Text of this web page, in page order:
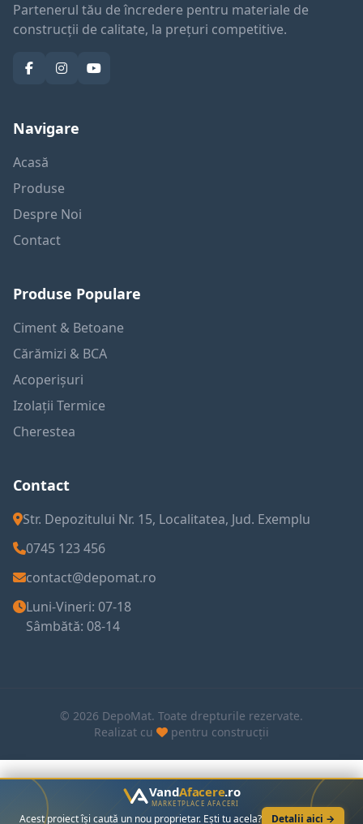
Partenerul tău de încredere pentru materiale de
construcții de calitate, la prețuri competitive.
Navigare
Acasă
Produse
Despre Noi
Contact
Produse Populare
Ciment & Betoane
Cărămizi & BCA
Acoperișuri
Izolații Termice
Cherestea
Contact
Str. Depozitului Nr. 15, Localitatea, Jud. Exemplu
0745 123 456
contact@depomat.ro
Luni-Vineri: 07-18
Sâmbătă: 08-14
© 2026 DepoMat. Toate drepturile rezervate.
Realizat cu
pentru construcții
VandAfacere.ro
MARKETPLACE AFACERI
Acest proiect își caută un nou proprietar. Ești tu acela? Detalii aici →